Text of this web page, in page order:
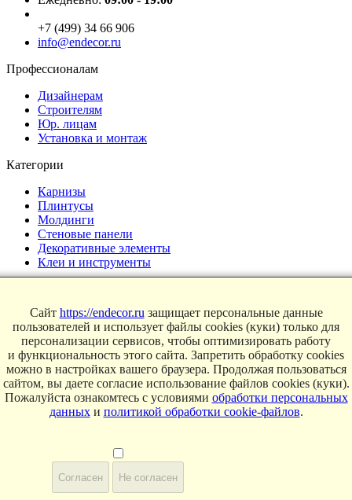
+7 (499) 34 66 906
info@endecor.ru
Профессионалам
Дизайнерам
Строителям
Юр. лицам
Установка и монтаж
Категории
Карнизы
Плинтусы
Молдинги
Стеновые панели
Декоративные элементы
Клеи и инструменты
Интерьеры
Блог
Магазин
О компании
Контакты
Условия продаж
© 2025 Endecor. Все права защищены.
Политика конфиденциальности,
Согласие на обработку персональных данных
Согласие на рассылку рекламы,Пользовательское соглашение
Сайт https://endecor.ru защищает персональные данные
пользователей и использует файлы cookies (куки) только для
персонализации сервисов, чтобы оптимизировать работу
и функциональность этого сайта. Запретить обработку cookies
можно в настройках вашего браузера. Продолжая пользоваться
сайтом, вы даете согласие использование файлов cookies (куки).
Пожалуйста ознакомтесь с условиями обработки персональных
данныхи политикой обработки cookie-файлов.
Согласен Не согласен